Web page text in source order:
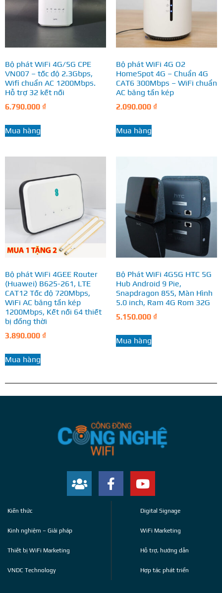
Bộ phát WiFi 4G/5G CPE
VN007 – tốc độ 2.3Gbps,
Wifi chuẩn AC 1200Mbps.
Hỗ trợ 32 kết nối
6.790.000 ₫
Mua hàng
Bộ phát WiFi 4G O2
HomeSpot 4G – Chuẩn 4G
CAT6 300Mbps – WiFi chuẩn
AC băng tần kép
2.090.000 ₫
Mua hàng
Bộ phát WiFi 4GEE Router
(Huawei) B625-261, LTE
CAT12 Tốc độ 720Mbps,
WiFi AC băng tần kép
1200Mbps, Kết nối 64 thiết
bị đồng thời
3.890.000 ₫
Mua hàng
Bộ Phát WiFi 4G5G HTC 5G
Hub Android 9 Pie,
Snapdragon 855, Màn Hình
5.0 inch, Ram 4G Rom 32G
5.150.000 ₫
Mua hàng
Kiến thức
Kinh nghiệm – Giải pháp
Thiết bị WiFi Marketing
VNDC Technology
Digital Signage
WiFi Marketing
Hỗ trợ, hướng dẫn
Hợp tác phát triển